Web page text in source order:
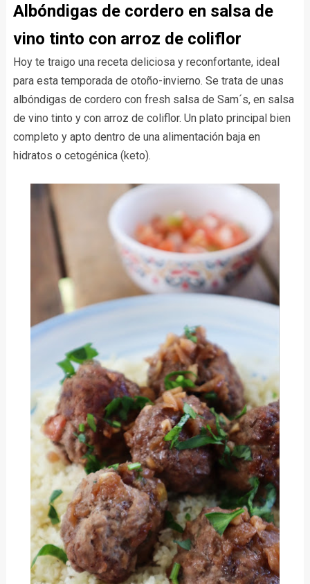
Albóndigas de cordero en salsa de
vino tinto con arroz de coliflor
Hoy te traigo una receta deliciosa y reconfortante, ideal
para esta temporada de otoño-invierno. Se trata de unas
albóndigas de cordero con fresh salsa de Sam´s, en salsa
de vino tinto y con arroz de coliflor. Un plato principal bien
completo y apto dentro de una alimentación baja en
hidratos o cetogénica (keto).